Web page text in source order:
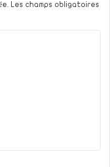
Les champs obligatoires